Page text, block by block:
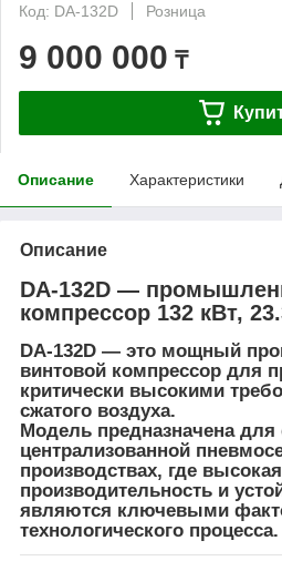
Код: DA-132D
Розница
9 000 000 ₸
Описание Характеристики
Описание
DA-132D —
компрессор 132 кВт,
DA-132D — это мощный
винтовой компрессор для
критически высокими
сжатого воздуха.
Модель предназначена
централизованной
производствах, где высокая
производительность и
являются ключевыми
технологического процесса.